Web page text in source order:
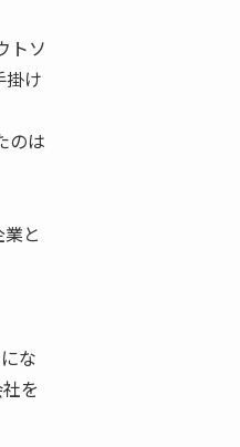
トソ
掛け
のは
と
な
を